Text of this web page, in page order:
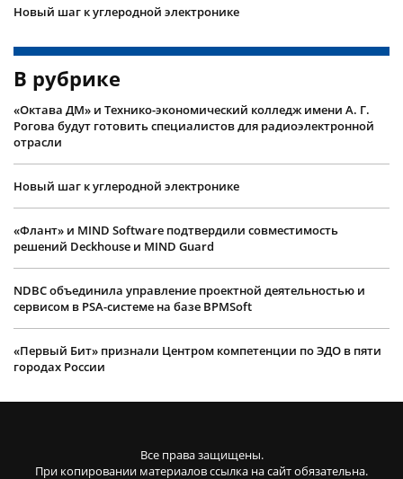
Новый шаг к углеродной электронике
В рубрике
«Октава ДМ» и Технико-экономический колледж имени А. Г.
Рогова будут готовить специалистов для радиоэлектронной
отрасли
Новый шаг к углеродной электронике
«Флант» и MIND Software подтвердили совместимость
решений Deckhouse и MIND Guard
NDBC объединила управление проектной деятельностью и
сервисом в PSA-системе на базе BPMSoft
«Первый Бит» признали Центром компетенции по ЭДО в пяти
городах России
Все права защищены.
При копировании материалов ссылка на сайт обязательна.